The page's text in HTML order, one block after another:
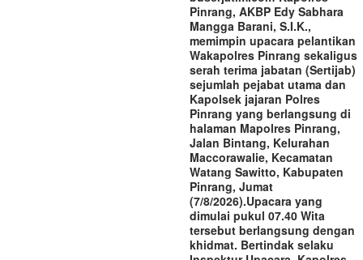
Pinrang, AKBP Edy Sabhara
Mangga Barani, S.I.K.,
memimpin upacara pelantikan
Wakapolres Pinrang sekaligus
serah terima jabatan (Sertijab)
sejumlah pejabat utama dan
Kapolsek jajaran Polres
Pinrang yang berlangsung di
halaman Mapolres Pinrang,
Jalan Bintang, Kelurahan
Maccorawalie, Kecamatan
Watang Sawitto, Kabupaten
Pinrang, Jumat
(7/8/2026).‎‎Upacara yang
dimulai pukul 07.40 Wita
tersebut berlangsung dengan
khidmat. Bertindak selaku